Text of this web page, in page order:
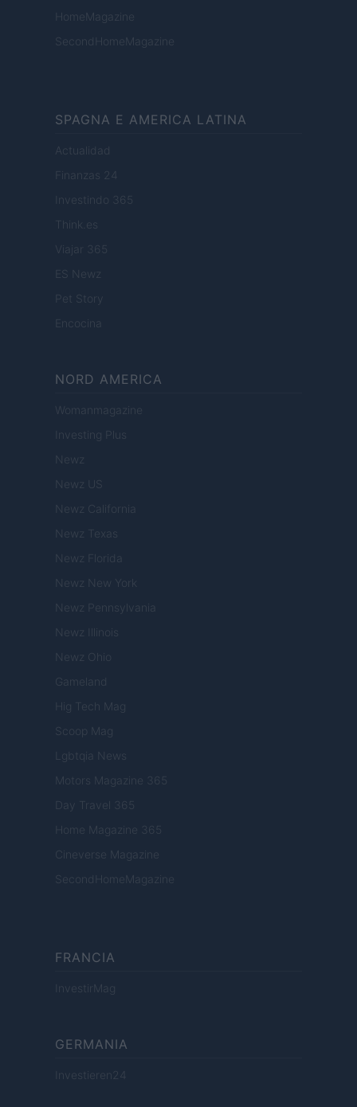
HomeMagazine
SecondHomeMagazine
SPAGNA E AMERICA LATINA
Actualidad
Finanzas 24
Investindo 365
Think.es
Viajar 365
ES Newz
Pet Story
Encocina
NORD AMERICA
Womanmagazine
Investing Plus
Newz
Newz US
Newz California
Newz Texas
Newz Florida
Newz New York
Newz Pennsylvania
Newz Illinois
Newz Ohio
Gameland
Hig Tech Mag
Scoop Mag
Lgbtqia News
Motors Magazine 365
Day Travel 365
Home Magazine 365
Cineverse Magazine
SecondHomeMagazine
FRANCIA
InvestirMag
GERMANIA
Investieren24